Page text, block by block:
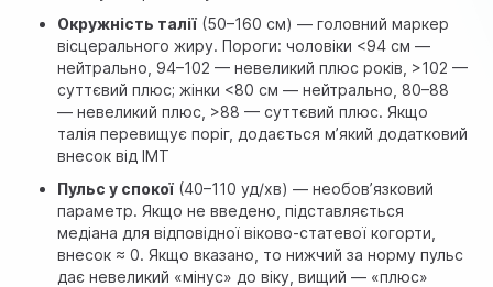
Окружність талії (50–160 см) — головний маркер
вісцерального жиру. Пороги: чоловіки <94 см —
нейтрально, 94–102 — невеликий плюс років, >102 —
суттєвий плюс; жінки <80 см — нейтрально, 80–88
— невеликий плюс, >88 — суттєвий плюс. Якщо
талія перевищує поріг, додається м’який додатковий
внесок від ІМТ
Пульс у спокої (40–110 уд/хв) —необов’язковий
параметр. Якщо не введено, підставляється
медіана для відповідної віково-статевої когорти,
внесок ≈ 0. Якщо вказано, то нижчий за норму пульс
дає невеликий «мінус» до віку, вищий — «плюс»